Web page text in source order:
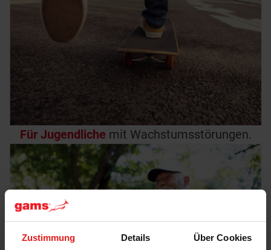
Zustimmung Details Über Cookies
Für Jugendliche mit Wachstumsstörungen.